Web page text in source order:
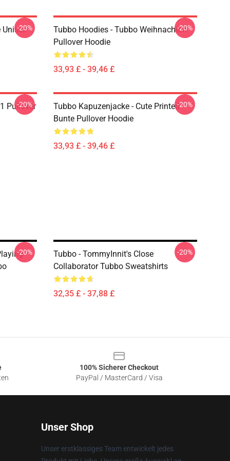
Unisex
-20%
Tubbo Hoodies - Tubbo Weihnachten
Pullover Hoodie
33,93 £ - 39,46 £
-20%
Pullover
-20%
Tubbo Kapuzenjacke - Cute Printed
Bunte Pullover Hoodie
33,93 £ - 39,46 £
-20%
-20%
Tubbo - TommyInnit's Close
Collaborator Tubbo Sweatshirts
32,35 £ - 37,88 £
-20%
100% Sicherer Checkout
PayPal / MasterCard / Visa
Unser Shop
Unser erstklassiges Team entwickelt jedes